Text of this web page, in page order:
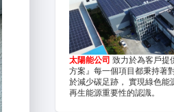
太陽能公司 致力於為客戶提
方案』每一個項目都秉持著
於減少碳足跡， 實現綠色能
再生能源重要性的認識。